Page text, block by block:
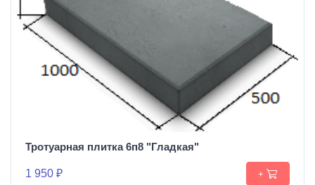
Тротуарная плитка 6п8 "Гладкая"
1 950 ₽ +